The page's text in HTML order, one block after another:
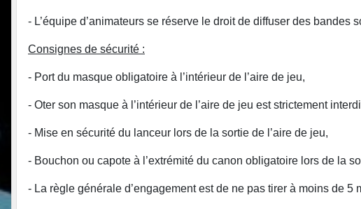
- L’équipe d’animateurs se réserve le droit de diffuser des
Consignes de sécurité :
- Port du masque obligatoire à l’intérieur de l’aire de jeu,
- Oter son masque à l’intérieur de l’aire de jeu est strictement
- Mise en sécurité du lanceur lors de la sortie de l’aire de jeu,
- Bouchon ou capote à l’extrémité du canon obligatoire lors de la
- La règle générale d’engagement est de ne pas tirer à moins de